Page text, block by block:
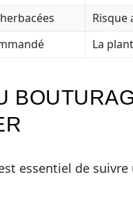
Risque
La
essentiel de